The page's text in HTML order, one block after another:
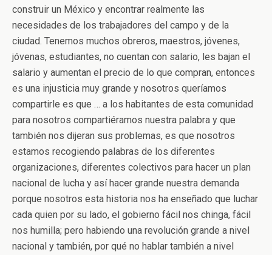
construir un México y encontrar realmente las
necesidades de los trabajadores del campo y de la
ciudad. Tenemos muchos obreros, maestros, jóvenes,
jóvenas, estudiantes, no cuentan con salario, les bajan el
salario y aumentan el precio de lo que compran, entonces
es una injusticia muy grande y nosotros queríamos
compartirle es que … a los habitantes de esta comunidad
para nosotros compartiéramos nuestra palabra y que
también nos dijeran sus problemas, es que nosotros
estamos recogiendo palabras de los diferentes
organizaciones, diferentes colectivos para hacer un plan
nacional de lucha y así hacer grande nuestra demanda
porque nosotros esta historia nos ha enseñado que luchar
cada quien por su lado, el gobierno fácil nos chinga, fácil
nos humilla; pero habiendo una revolución grande a nivel
nacional y también, por qué no hablar también a nivel